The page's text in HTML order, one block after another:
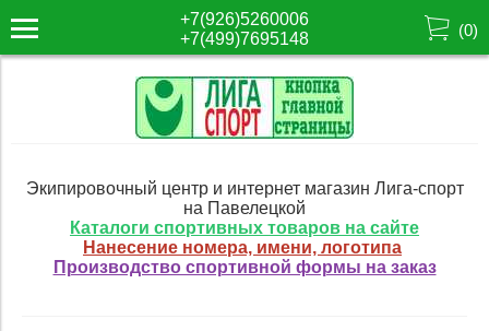
+7(926)5260006
+7(499)7695148
(0)
Экипировочный центр и интернет магазин Лига-спорт
на Павелецкой
Каталоги спортивных товаров на сайте
Нанесение номера, имени, логотипа
Производство спортивной формы на заказ